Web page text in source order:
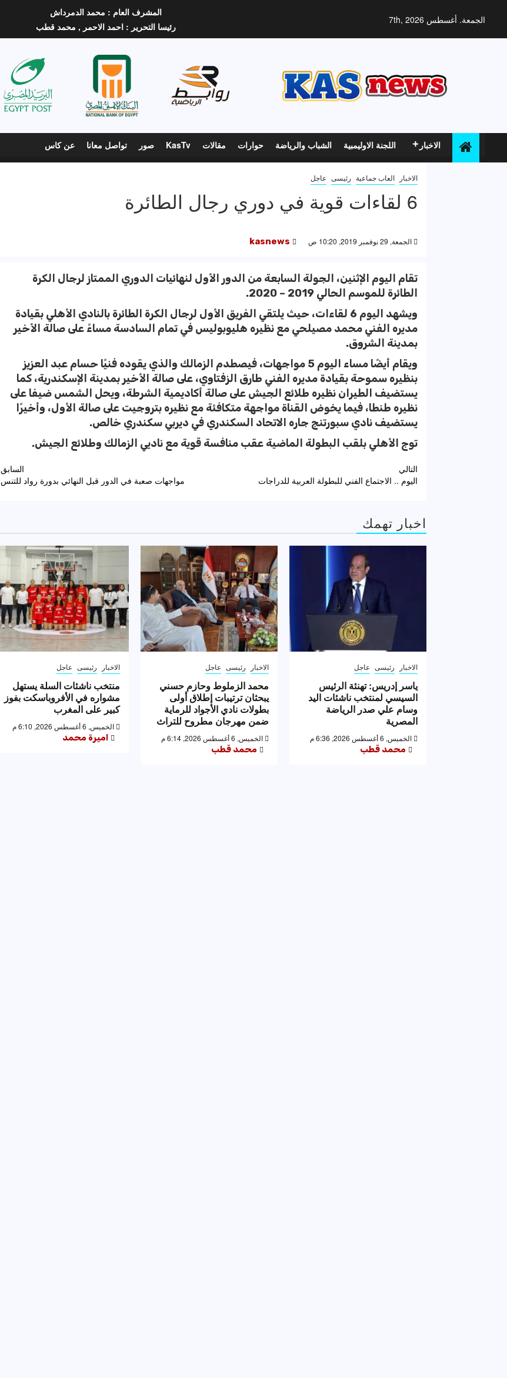
الجمعة. أغسطس 7th, 2026
المشرف العام : محمد الدمرداش
رئيسا التحرير : احمد الاحمر , محمد قطب
الاخبار اللجنة الاوليمبية الشباب والرياضة حوارات مقالات KasTv صور تواصل معانا عن كاس
الاخبار العاب جماعية رئيسى عاجل
6 لقاءات قوية في دوري رجال الطائرة
الجمعة, 29 نوفمبر 2019, 10:20 ص kasnews
تقام اليوم الإثنين، الجولة السابعة من الدور الأول لنهائيات الدوري الممتاز لرجال الكرة
الطائرة للموسم الحالي 2019 – 2020.
ويشهد اليوم 6 لقاءات، حيث يلتقي الفريق الأول لرجال الكرة الطائرة بالنادي الأهلي بقيادة
مديره الفني محمد مصيلحي مع نظيره هليوبوليس في تمام السادسة مساءً على صالة الأخير
بمدينة الشروق.
ويقام أيضًا مساء اليوم 5 مواجهات، فيصطدم الزمالك والذي يقوده فنيًا حسام عبد العزيز
بنظيره سموحة بقيادة مديره الفني طارق الزفتاوي، على صالة الأخير بمدينة الإسكندرية، كما
يستضيف الطيران نظيره طلائع الجيش على صالة أكاديمية الشرطة، ويحل الشمس ضيفا على
نظيره طنطا، فيما يخوض القناة مواجهة متكافئة مع نظيره بتروجيت على صالة الأول، وأخيرًا
يستضيف نادي سبورتنج جاره الاتحاد السكندري في ديربي سكندري خالص.
توج الأهلي بلقب البطولة الماضية عقب منافسة قوية مع ناديي الزمالك وطلائع الجيش.
تصفّح
المقالات
السابق
مواجهات صعبة في الدور قبل النهائي بدورة رواد للتنس
التالي
اليوم .. الاجتماع الفني للبطولة العربية للدراجات
اخبار تهمك
الاخبار رئيسى عاجل
ياسر إدريس: تهنئة الرئيس
السيسي لمنتخب ناشئات اليد
وسام علي صدر الرياضة
المصرية
الخميس, 6 أغسطس 2026, 6:36 م
محمد قطب
الاخبار رئيسى عاجل
محمد الزملوط وحازم حسني
يبحثان ترتيبات إطلاق أولى
بطولات نادي الأجواد للرماية
ضمن مهرجان مطروح للتراث
الخميس, 6 أغسطس 2026, 6:14 م
محمد قطب
الاخبار رئيسى عاجل
منتخب ناشئات السلة يستهل
مشواره في الأفروباسكت بفوز
كبير على المغرب
الخميس, 6 أغسطس 2026, 6:10 م
اميرة محمد